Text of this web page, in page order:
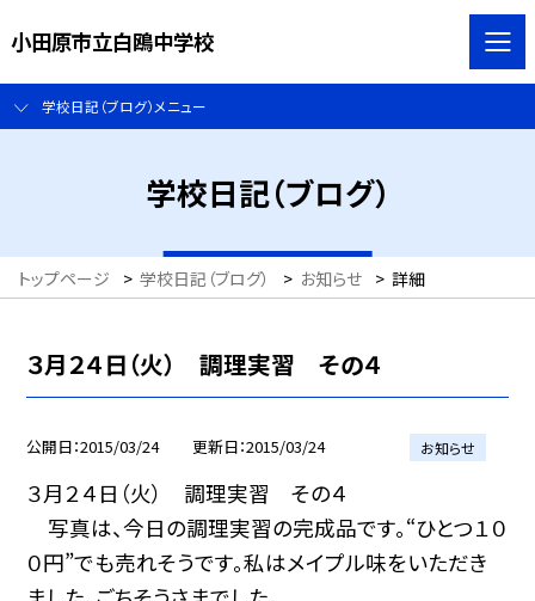
小田原市立白鴎中学校
学校日記（ブログ）メニュー
学校日記（ブログ）
トップページ > 学校日記（ブログ） > お知らせ > 詳細
３月２４日（火） 調理実習 その４
公開日 2015/03/24 更新日 2015/03/24 お知らせ
３月２４日（火） 調理実習 その４
写真は、今日の調理実習の完成品です。“ひとつ１０
０円”でも売れそうです。私はメイプル味をいただき